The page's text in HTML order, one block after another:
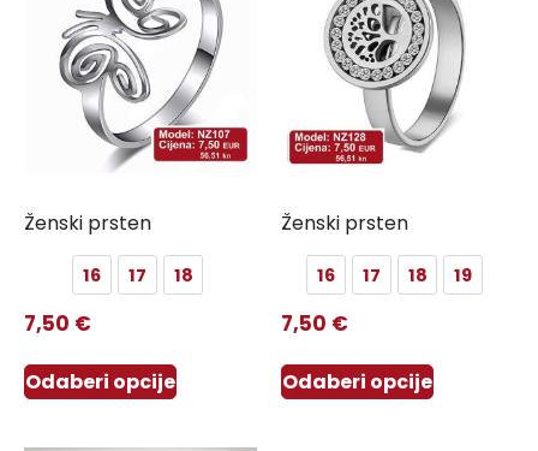
Ženski prsten
16 17 18
7,50 €
Odaberi opcije
Ženski prsten
16 17 18 19
7,50 €
Odaberi opcije